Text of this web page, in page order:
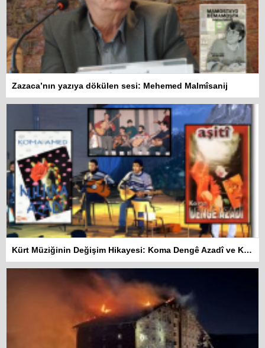
Zazaca’nın yazıya dökülen sesi: Mehemed Malmîsanij
Kürt Müziğinin Değişim Hikayesi: Koma Dengê Azadî ve Koma Amed